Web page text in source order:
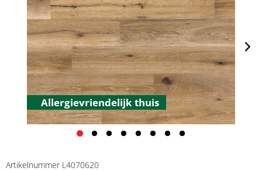
Allergievriendelijk thuis
Artikelnummer L4070620